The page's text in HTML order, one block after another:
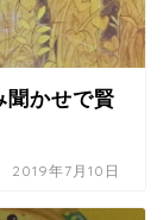
聞かせで賢
2019年7月10日